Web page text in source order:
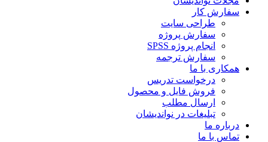
سفارش کار
طراحی سایت
سفارش پروژه
انجام پروژه SPSS
سفارش ترجمه
همکاری با ما
درخواست تدریس
فروش فایل و محصول
ارسال مطلب
تبلیغات در نواندیشان
درباره ما
تماس با ما